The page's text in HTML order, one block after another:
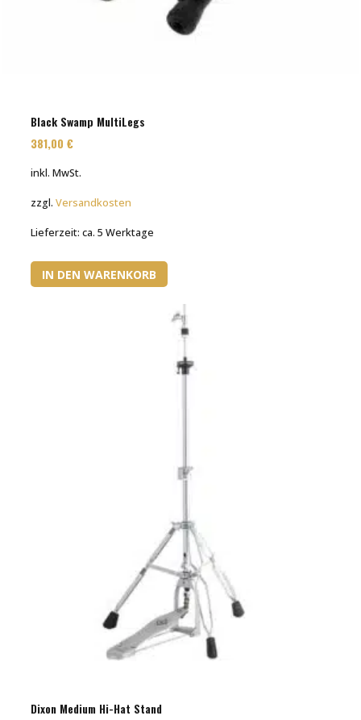
Black Swamp MultiLegs
381,00€
inkl. MwSt.
zzgl.Versandkosten
Lieferzeit:ca. 5 Werktage
IN DEN WARENKORB
Dixon Medium Hi-Hat Stand